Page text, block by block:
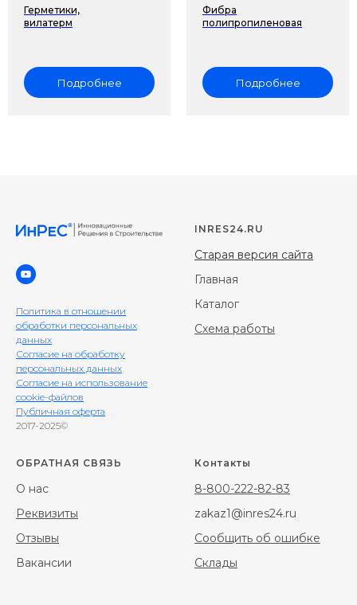
Герметики,
вилатерм
Подробнее
Фибра
полипропиленовая
Подробнее
Политика в отношении
обработки персональных
данных
Согласие на обработку
персональных данных
Согласие на использование
cookie-файлов
Публичная оферта
2017-2025©
INRES24.RU
Старая версия сайта
Главная
Каталог
Схема работы
ОБРАТНАЯ СВЯЗЬ
О нас
Реквизиты
Отзывы
Вакансии
Контакты
8-800-222-82-83
zakaz1@inres24.ru
Сообщить об ошибке
Склады